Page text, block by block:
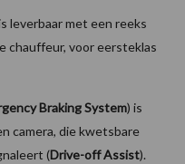
leverbaar met een reeks
chauffeur, voor eersteklas
Braking System) is
camera, die kwetsbare
(Drive-off Assist).